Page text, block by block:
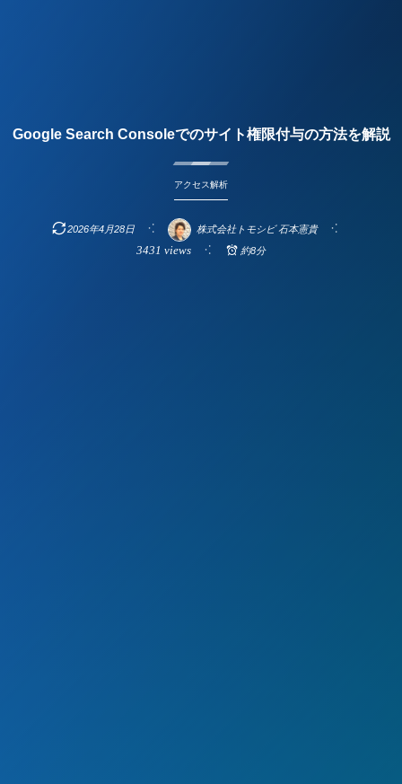
Google Search Consoleでのサイト権限付与の方法を解説
アクセス解析
2026年4月28日 株式会社トモシビ 石本憲貴
3431 views 約8分